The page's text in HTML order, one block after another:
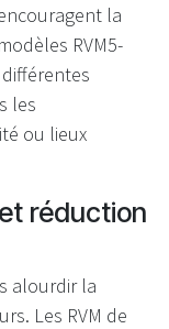
la
RVM5-
différentes
les
ou lieux
réduction
alourdir la
Les RVM de